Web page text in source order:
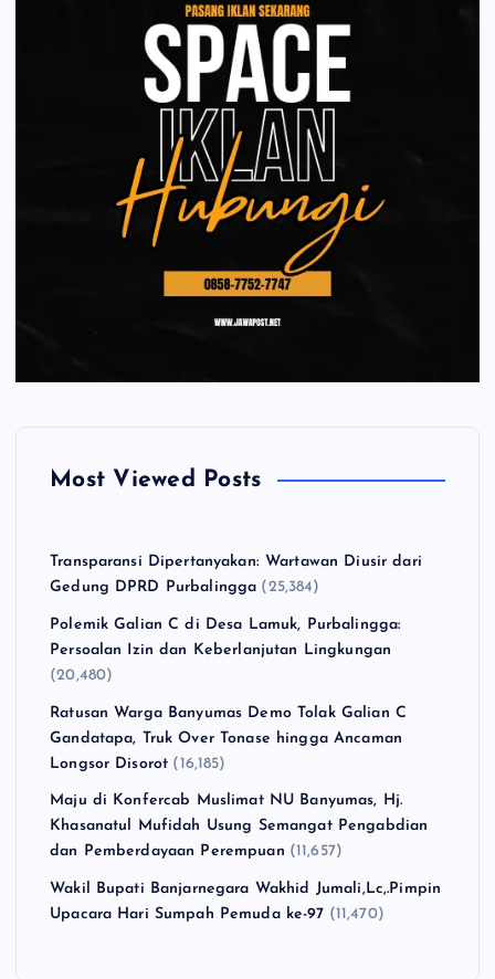
Most Viewed Posts
Transparansi Dipertanyakan: Wartawan Diusir dari
Gedung DPRD Purbalingga (25,384)
Polemik Galian C di Desa Lamuk, Purbalingga:
Persoalan Izin dan Keberlanjutan Lingkungan
(20,480)
Ratusan Warga Banyumas Demo Tolak Galian C
Gandatapa, Truk Over Tonase hingga Ancaman
Longsor Disorot (16,185)
Maju di Konfercab Muslimat NU Banyumas, Hj.
Khasanatul Mufidah Usung Semangat Pengabdian
dan Pemberdayaan Perempuan (11,657)
Wakil Bupati Banjarnegara Wakhid Jumali,Lc,.Pimpin
Upacara Hari Sumpah Pemuda ke-97 (11,470)